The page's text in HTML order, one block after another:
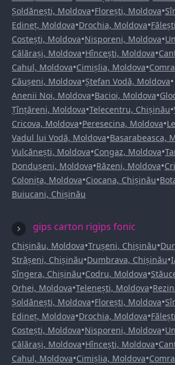
Șoldănești, Moldova•Florești, Moldova•
Edineț, Moldova•Drochia, Moldova•
Costești, Moldova•Nisporeni, Moldova•
Călărași, Moldova•Hîncești, Moldova•
Cahul, Moldova•Cimișlia, Moldova•
Căușeni, Moldova•Ștefan Vodă, Moldova•
Anenii Noi, Moldova•Bacioi, Moldova•
Țînțăreni, Moldova•Telecentru, Chișinău•
Cricova, Moldova•Peresecina, Moldova•
Vadul lui Vodă, Moldova•Basarabeasca,
Vulcănești, Moldova•Congaz, Moldova•
Dondușeni, Moldova•Răzeni, Moldova•
Colonița, Moldova•Ciocana, Chișinău•
Buiucani, Chișinău
gips carton rigips fonic
Chișinău, Moldova•Trușeni, Chișinău•
Strășeni, Chișinău•Dumbrava, Chișinău•
Sîngera, Chișinău•Codru, Moldova•
Orhei, Moldova•Telenești, Moldova•
Șoldănești, Moldova•Florești, Moldova•
Edineț, Moldova•Drochia, Moldova•
Costești, Moldova•Nisporeni, Moldova•
Călărași, Moldova•Hîncești, Moldova•
Cahul, Moldova•Cimișlia, Moldova•